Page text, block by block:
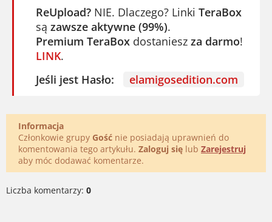
ReUpload? NIE. Dlaczego? Linki TeraBox
są zawsze aktywne (99%).
Premium TeraBox dostaniesz za darmo!
LINK.
Jeśli jest Hasło:
elamigosedition.com
Informacja
Członkowie grupy Gość nie posiadają uprawnień do
komentowania tego artykułu. Zaloguj się lub Zarejestruj
aby móc dodawać komentarze.
Liczba komentarzy: 0